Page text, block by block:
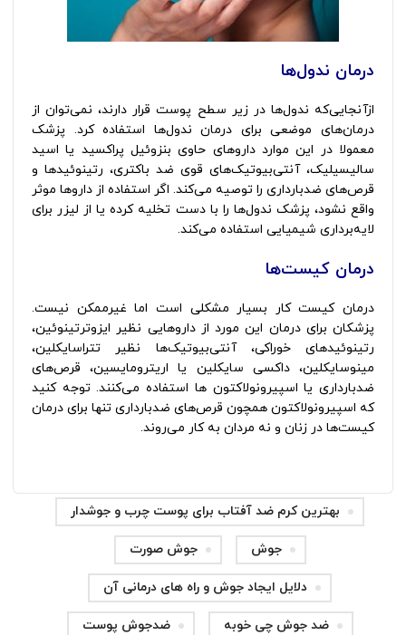
درمان ندول‌ها
ازآنجایی‌که ندول‌ها در زیر سطح پوست قرار دارند، نمی‌توان از
درمان‌های موضعی برای درمان ندول‌ها استفاده کرد. پزشک
معمولا در این موارد داروهای حاوی بنزوئیل پراکسید یا اسید
سالیسیلیک، آنتی‌بیوتیک‌های قوی ضد باکتری، رتینوئیدها و
قرص‌های ضدبارداری را توصیه می‌کند. اگر استفاده از داروها موثر
واقع نشود، پزشک ندول‌ها را با دست تخلیه کرده یا از لیزر برای
لایه‌برداری شیمیایی استفاده می‌کند.
درمان کیست‌ها
درمان کیست کار بسیار مشکلی است اما غیرممکن نیست.
پزشکان برای درمان این مورد از داروهایی نظیر ایزوترتینوئین،
رتینوئیدهای خوراکی، آنتی‌بیوتیک‌ها نظیر تتراسایکلین،
مینوسایکلین، داکسی سایکلین یا اریترومایسین، قرص‌های
ضدبارداری یا اسپیرونولاکتون ها استفاده می‌کنند. توجه کنید
که اسپیرونولاکتون همچون قرص‌های ضدبارداری تنها برای درمان
کیست‌ها در زنان و نه مردان به کار می‌روند.
بهترین کرم ضد آفتاب برای پوست چرب و جوشدار
جوش جوش صورت
دلایل ایجاد جوش‌ و راه های درمانی آن
ضد جوش چی خوبه ضدجوش پوست